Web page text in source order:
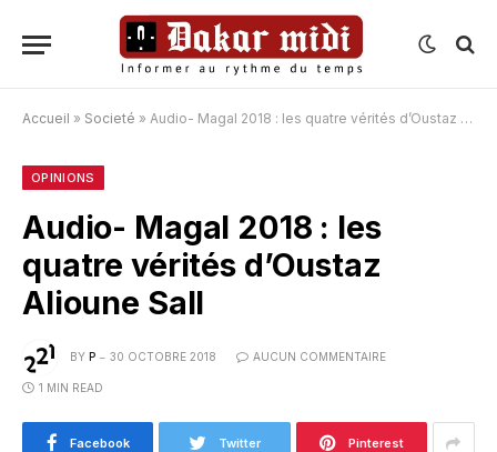
Accueil » Societé » Audio- Magal 2018 : les quatre vérités d’Oustaz Alioune Sall
OPINIONS
Audio- Magal 2018 : les
quatre vérités d’Oustaz
Alioune Sall
BY P 30 OCTOBRE 2018 AUCUN COMMENTAIRE
1 MIN READ
Facebook Twitter Pinterest